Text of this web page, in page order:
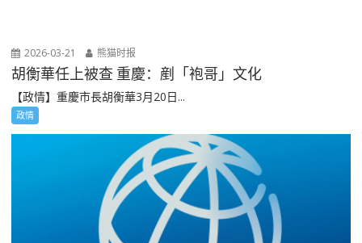
2026-03-21 熊猫时报
胡衡華任上被查 重慶：剷「袍哥」文化
【政情】重慶市長胡衡華3月20日...
政情